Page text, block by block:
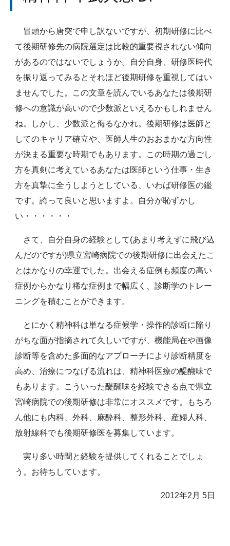
冒頭から唐突で申し訳ないですが、初期研修に比べ
て後期研修先の病院選定は比較的重要視されない傾向
があるのではないでしょうか。自分自身、研修医時代
を振り返ってみるとそれほど後期研修を重視してはい
ませんでした。この文章を読んでいるあなたは後期研
修への意識が高いので少数派といえるかもしれません
ね。しかし、少数派と侮るなかれ。後期研修は医師と
してのキャリア確立や、医師人生のおおまかな方向性
が決まる重要な時期でもあります。この時期の過ごし
方を真剣に考えているあなたは医師という仕事・生き
方を真摯に全うしようとしている、いわば研修医の鑑
です。誇って良いと思いますよ。自分が恥ずかし
い・・・・・・
さて、自分自身の経験として(あまり考えずに飛び込
んだのですが)県立宮崎病院での後期研修に出会えたこ
とはかなりの幸運でした。出会える症例も頻度の高い
症例からかなり稀な症例まで幅広く、診断学のトレー
ニングを積むことができます。
とにかく精神科は単なる症候学・操作的診断に陥り
がちな面が指摘されて久しいですが、機能局在や画像
診断等を含めた多面的なアプローチにより診断精度を
高め、治療につなげる流れは、精神科医療の醍醐味で
もあります。こういった醍醐味を経験できる点で県立
宮崎病院での後期研修は非常にオススメです。もちろ
ん他にも内科、外科、麻酔科、整形外科、産婦人科、
放射線科でも後期研修医を募集しています。
実り多い時間と経験を提供してくれることでしょ
う。お待ちしています。
2012年2月 5日